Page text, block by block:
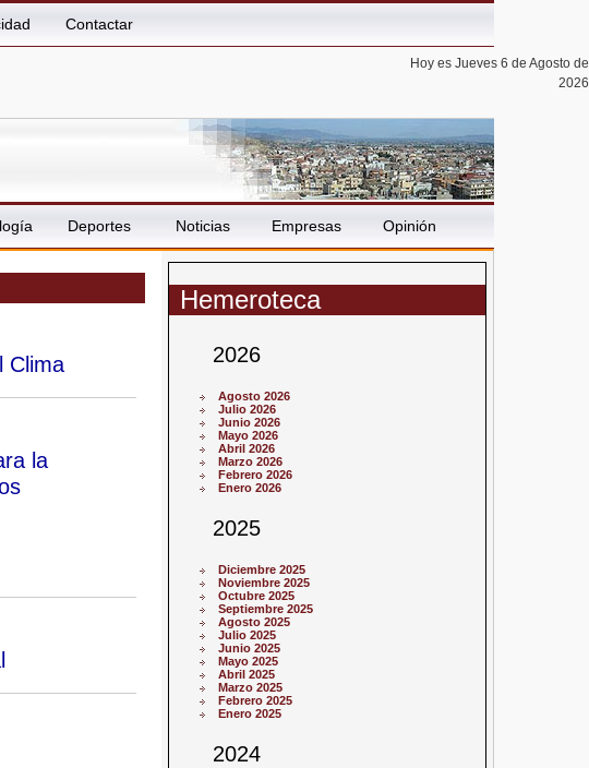
Contactar
Hoy es Jueves 6 de Agosto de
2026
Deportes Noticias Empresas Opinión
Clima
la
Hemeroteca
2026
Agosto 2026
Julio 2026
Junio 2026
Mayo 2026
Abril 2026
Marzo 2026
Febrero 2026
Enero 2026
2025
Diciembre 2025
Noviembre 2025
Octubre 2025
Septiembre 2025
Agosto 2025
Julio 2025
Junio 2025
Mayo 2025
Abril 2025
Marzo 2025
Febrero 2025
Enero 2025
2024